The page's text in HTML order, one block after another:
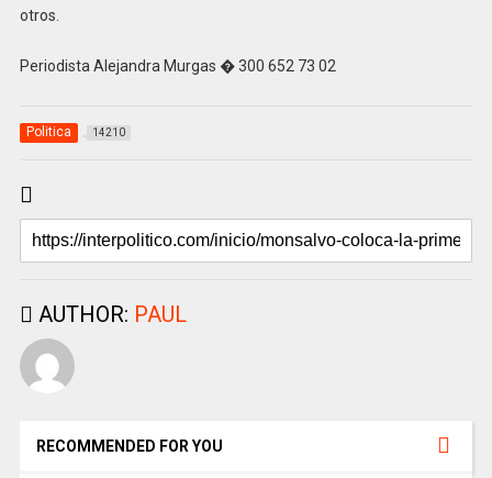
otros.
Periodista Alejandra Murgas � 300 652 73 02
Politica 14210
AUTHOR: PAUL
RECOMMENDED FOR YOU